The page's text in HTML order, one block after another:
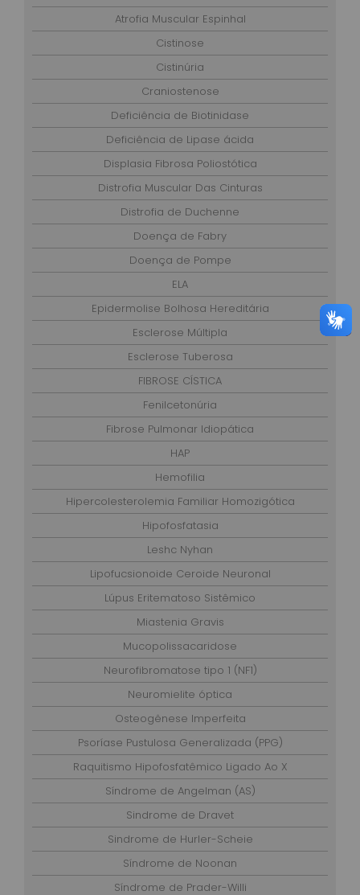
Atrofia Muscular Espinhal
Cistinose
Cistinúria
Craniostenose
Deficiência de Biotinidase
Deficiência de Lipase ácida
Displasia Fibrosa Poliostótica
Distrofia Muscular Das Cinturas
Distrofia de Duchenne
Doença de Fabry
Doença de Pompe
ELA
Epidermolise Bolhosa Hereditária
Esclerose Múltipla
Esclerose Tuberosa
FIBROSE CÍSTICA
Fenilcetonúria
Fibrose Pulmonar Idiopática
HAP
Hemofilia
Hipercolesterolemia Familiar Homozigótica
Hipofosfatasia
Leshc Nyhan
Lipofucsionoide Ceroide Neuronal
Lúpus Eritematoso Sistêmico
Miastenia Gravis
Mucopolissacaridose
Neurofibromatose tipo 1 (NF1)
Neuromielite óptica
Osteogênese Imperfeita
Psoríase Pustulosa Generalizada (PPG)
Raquitismo Hipofosfatêmico Ligado Ao X
Síndrome de Angelman (AS)
Sindrome de Dravet
Sindrome de Hurler-Scheie
Síndrome de Noonan
Síndrome de Prader-Willi